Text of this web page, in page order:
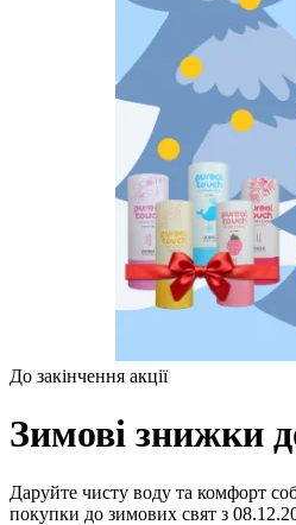
До закінчення акції
Зимові знижки
Даруйте чисту воду та комфорт
покупки до зимових свят з